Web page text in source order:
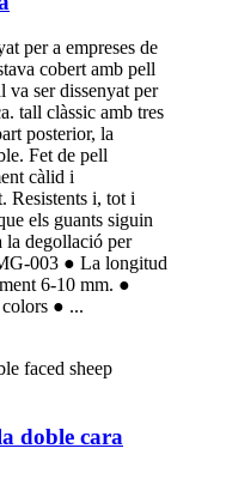
per a empreses de
cobert amb pell
va ser dissenyat per
tall clàssic amb tres
posterior, la
Fet de pell
càlid i
Resistents i, tot i
els guants siguin
la degollació per
003 ● La longitud
6-10 mm. ●
● ...
doble cara